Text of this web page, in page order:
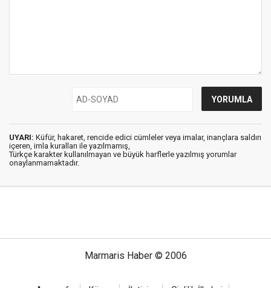
UYARI: Küfür, hakaret, rencide edici cümleler veya imalar, inançlara saldırı
içeren, imla kuralları ile yazılmamış,
Türkçe karakter kullanılmayan ve büyük harflerle yazılmış yorumlar
onaylanmamaktadır.
Marmaris Haber © 2006